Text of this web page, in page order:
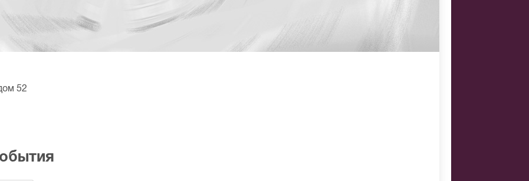
52